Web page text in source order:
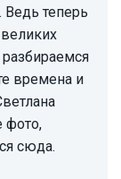
Ведь теперь
времена и
фото,
сюда.